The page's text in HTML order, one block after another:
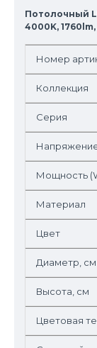
Потолочный
4000K,
Номер
Коллекция
Серия
Мощность
Материал
Цвет
Диаметр, см
Высота, см
Цветовая